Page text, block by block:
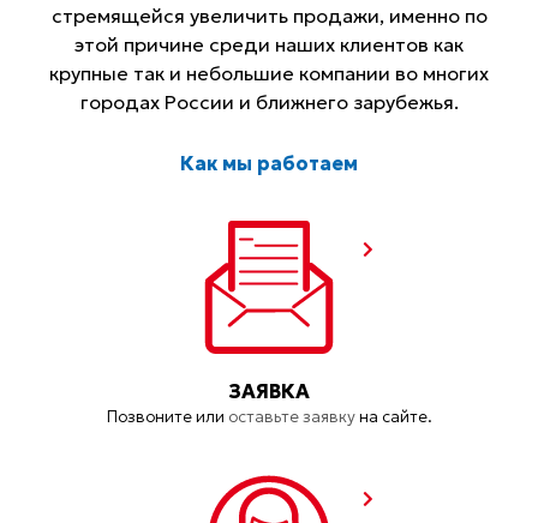
стремящейся увеличить продажи, именно по
этой причине среди наших клиентов как
крупные так и небольшие компании во многих
городах России и ближнего зарубежья.
Как мы работаем
ЗАЯВКА
Позвоните или оставьте заявкуна сайте.